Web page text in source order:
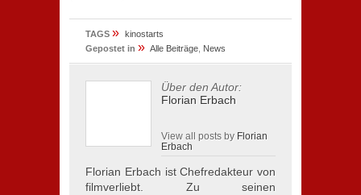
TAGS » kinostarts
Gepostet in » Alle Beiträge News
Über den Autor:
Florian Erbach
View all posts by Florian
Erbach
Florian Erbach ist Chefredakteur von
filmverliebt. Zu seinen